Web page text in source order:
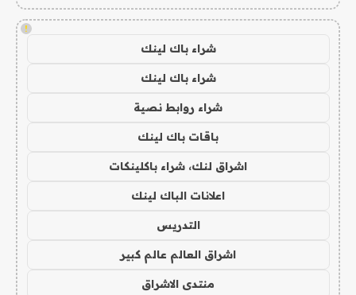
!
شراء باك لينك
شراء باك لينك
شراء روابط نصية
باقات باك لينك
اشراق لنك، شراء باكلينكات
اعلانات الباك لينك
التدريس
اشراق العالم عالم كبير
منتدى الاشراق